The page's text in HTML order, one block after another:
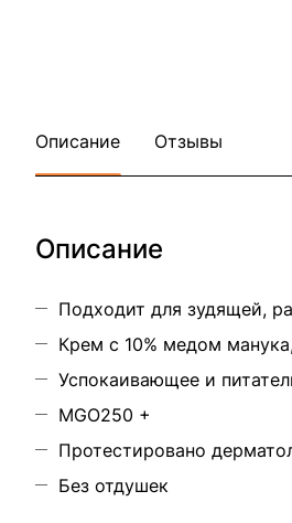
Описание Отзывы
Описание
Подходит для зудящей,
Крем с 10% медом
Успокаивающее и
MGO250 +
Протестировано
Без отдушек